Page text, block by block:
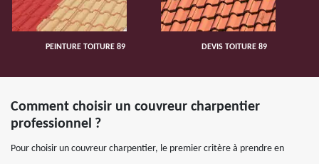
PEINTURE TOITURE 89 DEVIS TOITURE 89
Comment choisir un couvreur charpentier
professionnel ?
Pour choisir un couvreur charpentier, le premier critère à prendre en